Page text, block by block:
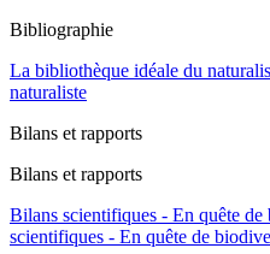
Bibliographie
La bibliothèque idéale du
naturaliste
Bilans et rapports
Bilans et rapports
Bilans scientifiques - En quête
scientifiques - En quête de